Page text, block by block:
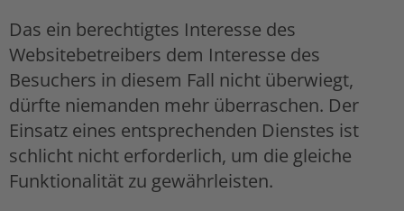
Das ein berechtigtes Interesse des
Websitebetreibers dem Interesse des
Besuchers in diesem Fall nicht überwiegt,
dürfte niemanden mehr überraschen. Der
Einsatz eines entsprechenden Dienstes ist
schlicht nicht erforderlich, um die gleiche
Funktionalität zu gewährleisten.